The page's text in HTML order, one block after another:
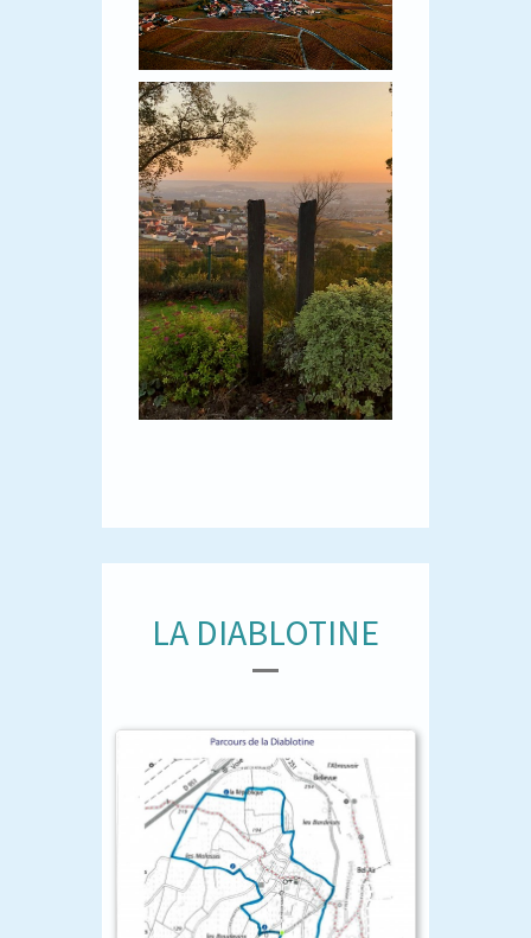
LA DIABLOTINE